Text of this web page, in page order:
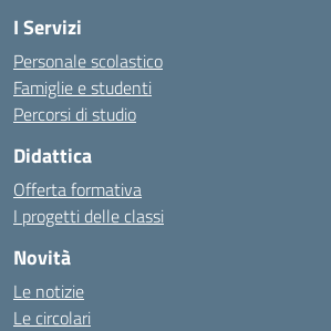
I Servizi
Personale scolastico
Famiglie e studenti
Percorsi di studio
Didattica
Offerta formativa
I progetti delle classi
Novità
Le notizie
Le circolari